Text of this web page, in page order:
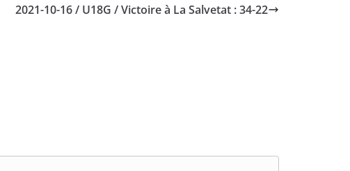
2021-10-16 / U18G / Victoire à La Salvetat : 34-22